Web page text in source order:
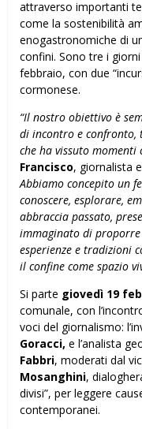
attraverso importanti
come la sostenibilità
enogastronomiche di
confini. Sono tre i
febbraio, con due
cormonese.
“Il nostro obiettivo è
di incontro e confronto,
che ha vissuto momenti
Francisco, giornalista
Abbiamo concepito un
conoscere, esplorare,
abbraccia passato,
immaginato di
esperienze e tradizioni
il confine come spazio
Si parte giovedì 19
comunale, con
voci del giornalismo:
Goracci, e l’analista
Fabbri, moderati dal
Mosanghini,
divisi”, per leggere
contemporanei.